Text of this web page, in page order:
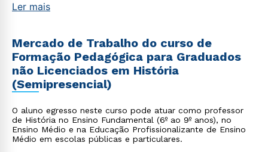
Ler mais
Mercado de Trabalho do curso de
Formação Pedagógica para Graduados
não Licenciados em História
(Semipresencial)
O aluno egresso neste curso pode atuar como professor
de História no Ensino Fundamental (6º ao 9º anos), no
Ensino Médio e na Educação Profissionalizante de Ensino
Médio em escolas públicas e particulares.